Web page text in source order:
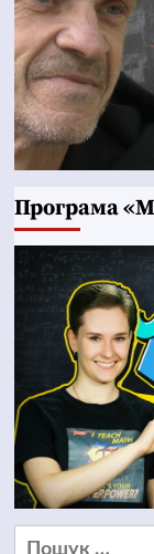
Програма
Пошук: